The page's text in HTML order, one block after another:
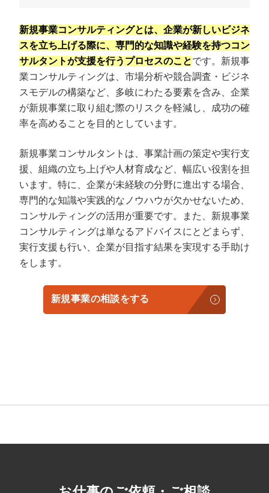
新規事業コンサルティングとは、企業が新しいビジネ
スを立ち上げる際に、専門的な知識や経験を持つコン
サルタントが支援を行うプロセスのことです。新規事
業コンサルティングは、市場分析や競合調査・ビジネ
スモデルの構築など、多岐にわたる要素を含み、企業
が新規事業に取り組む際のリスクを軽減し、成功の確
率を高めることを目的としています。
新規事業コンサルタントは、事業計画の策定や実行支
援、組織の立ち上げや人材育成など、幅広い役割を担
います。特に、企業が未経験の分野に進出する場合、
専門的な知識や実践的なノウハウが欠かせないため、
コンサルティングの活用が重要です。また、新規事業
コンサルティングは単なるアドバイスにとどまらず、
実行支援も行い、企業が目指す結果を実現する手助け
をします。
新規事業の相談をする